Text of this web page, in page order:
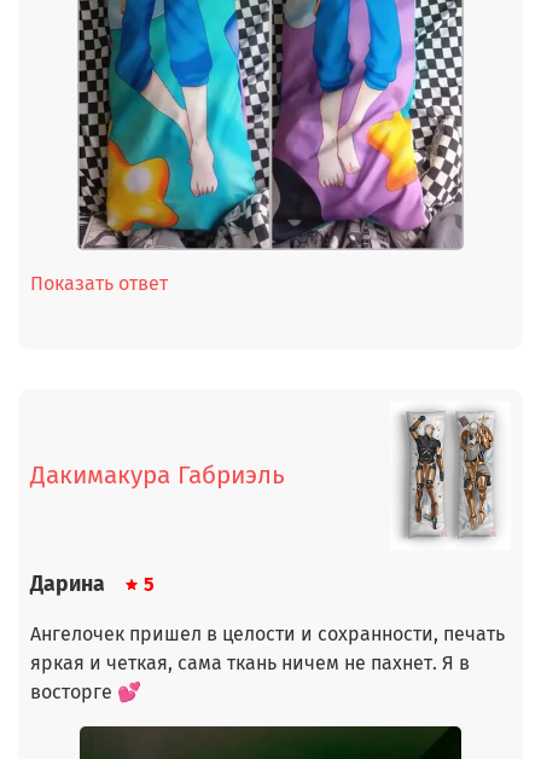
Показать ответ
Дакимакура Габриэль
Дарина 5
Ангелочек пришел в целости и сохранности, печать
яркая и четкая, сама ткань ничем не пахнет. Я в
восторге 💕